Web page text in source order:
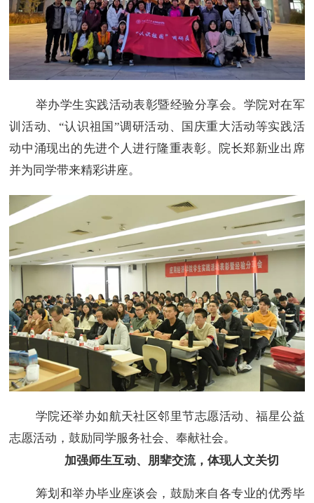
举办学生实践活动表彰暨经验分享会。学院对在军
训活动、“认识祖国”调研活动、国庆重大活动等实践活
动中涌现出的先进个人进行隆重表彰。院长郑新业出席
并为同学带来精彩讲座。
学院还举办如航天社区邻里节志愿活动、福星公益
志愿活动，鼓励同学服务社会、奉献社会。
加强师生互动、朋辈交流，体现人文关切
筹划和举办毕业座谈会，鼓励来自各专业的优秀毕